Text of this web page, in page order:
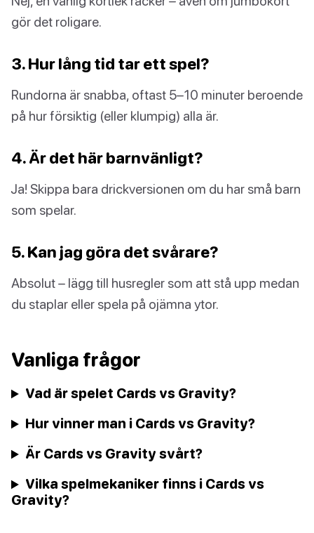
gör det roligare.
3. Hur lång tid tar ett spel?
Rundorna är snabba, oftast 5–10 minuter beroende
på hur försiktig (eller klumpig) alla är.
4. Är det här barnvänligt?
Ja! Skippa bara drickversionen om du har små barn
som spelar.
5. Kan jag göra det svårare?
Absolut – lägg till husregler som att stå upp medan
du staplar eller spela på ojämna ytor.
Vanliga frågor
Vad är spelet Cards vs Gravity?
Hur vinner man i Cards vs Gravity?
Är Cards vs Gravity svårt?
Vilka spelmekaniker finns i Cards vs
Gravity?